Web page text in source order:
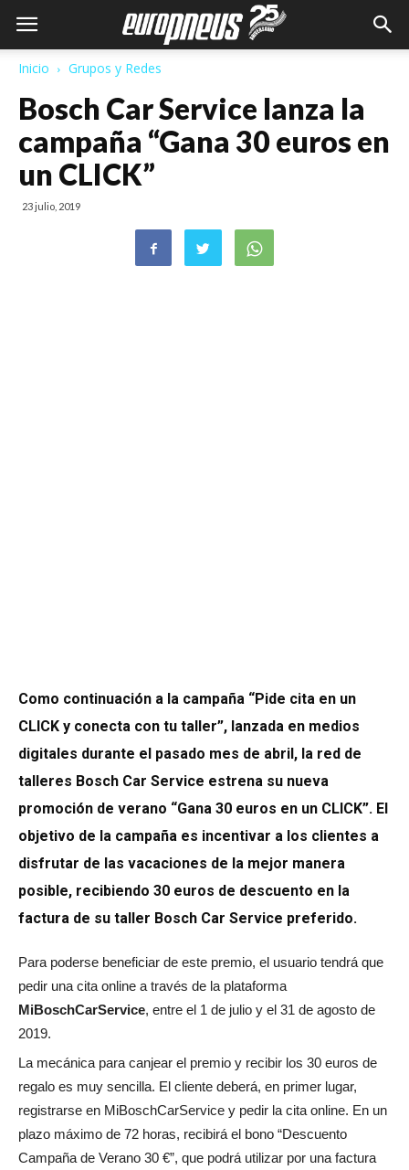
Inicio Grupos y Redes
Bosch Car Service lanza la
campaña “Gana 30 euros en
un CLICK”
23 julio, 2019
Como continuación a la campaña “Pide cita en un
CLICK y conecta con tu taller”, lanzada en medios
digitales durante el pasado mes de abril, la red de
talleres Bosch Car Service estrena su nueva
promoción de verano “Gana 30 euros en un CLICK”. El
objetivo de la campaña es incentivar a los clientes a
disfrutar de las vacaciones de la mejor manera
posible, recibiendo 30 euros de descuento en la
factura de su taller Bosch Car Service preferido.
Para poderse beneficiar de este premio, el usuario tendrá que
pedir una cita online a través de la plataforma
MiBoschCarService, entre el 1 de julio y el 31 de agosto de
2019.
La mecánica para canjear el premio y recibir los 30 euros de
regalo es muy sencilla. El cliente deberá, en primer lugar,
registrarse en MiBoschCarService y pedir la cita online. En un
plazo máximo de 72 horas, recibirá el bono “Descuento
Campaña de Verano 30 €”, que podrá utilizar por una factura